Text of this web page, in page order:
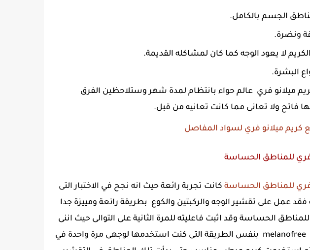
الجسم بالكامل.
ونضرة.
لا يعود الوجه كما كان لمشاكله القديمة.
البشرة.
ميلانو فري عالم حواء بانتظام لمدة شهر وستلاحظين الفرق
ولا تعانى مما كانت تعانيه من قبل.
كريم ميلانو فري لسواد المفاصل
فري للمناطق الحساسة
فري للمناطق الحساسة كانت تجربة رائعة حيث انه نجح في الاختبار التى
عمل على تقشير الوجه والركبتين والكوع بطريقة رائعة ومييزة جدا
الحساسة وقد اثبت فاعليته للمرة الثانية على التوالى حيث اننى
بدأت في استخدام كريم melanofree بنفس الطريقة التى كنت استخدمها لوجهى مرة واحدة في